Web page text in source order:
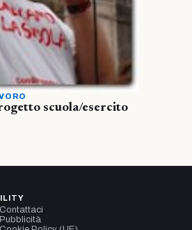
scuola/esercito
Contattaci
Pubblicità